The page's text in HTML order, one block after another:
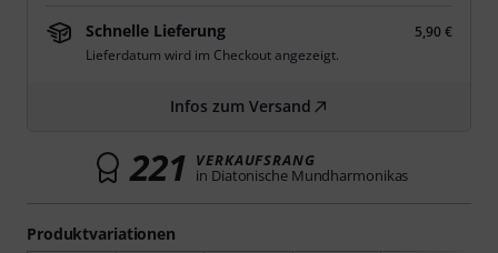
Produktvariationen
Schnelle Lieferung
5,90 €
Lieferdatum wird im Checkout angezeigt.
Infos zum Versand
221 VERKAUFSRANG
in Diatonische Mundharmonikas